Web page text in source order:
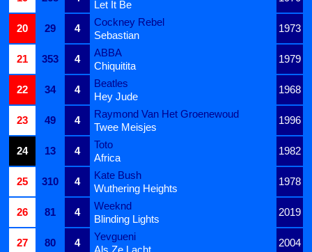
Let It Be
20
29 4
Cockney Rebel
1973
Sebastian
21
353 4
ABBA
1979
Chiquitita
22
34 4
Beatles
1968
Hey Jude
23
49 4
Raymond Van Het Groenewoud
1996
Twee Meisjes
24
13 4
Toto
1982
Africa
25
310 4
Kate Bush
1978
Wuthering Heights
26
81 4
Weeknd
2019
Blinding Lights
27
80 4
Yevgueni
2004